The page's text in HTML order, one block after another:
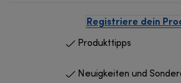
Registriere dein
Produkttipps
Neuigkeiten und